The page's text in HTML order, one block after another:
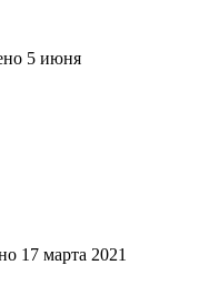
5 июня
17 марта 2021